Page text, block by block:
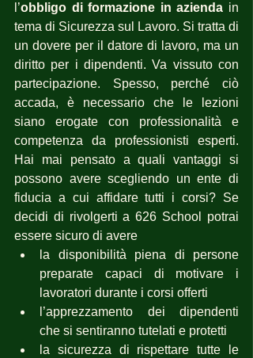
l’obbligo di formazione in azienda in
tema di Sicurezza sul Lavoro. Si tratta di
un dovere per il datore di lavoro, ma un
diritto per i dipendenti. Va vissuto con
partecipazione. Spesso, perché ciò
accada, è necessario che le lezioni
siano erogate con professionalità e
competenza da professionisti esperti.
Hai mai pensato a quali vantaggi si
possono avere scegliendo un ente di
fiducia a cui affidare tutti i corsi? Se
decidi di rivolgerti a 626 School potrai
essere sicuro di avere
la disponibilità piena di persone
preparate capaci di motivare i
lavoratori durante i corsi offerti
l’apprezzamento dei dipendenti
che si sentiranno tutelati e protetti
la sicurezza di rispettare tutte le